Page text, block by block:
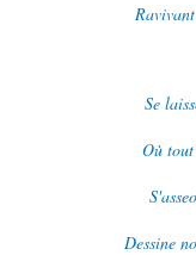
Se
Où tout
Dessine